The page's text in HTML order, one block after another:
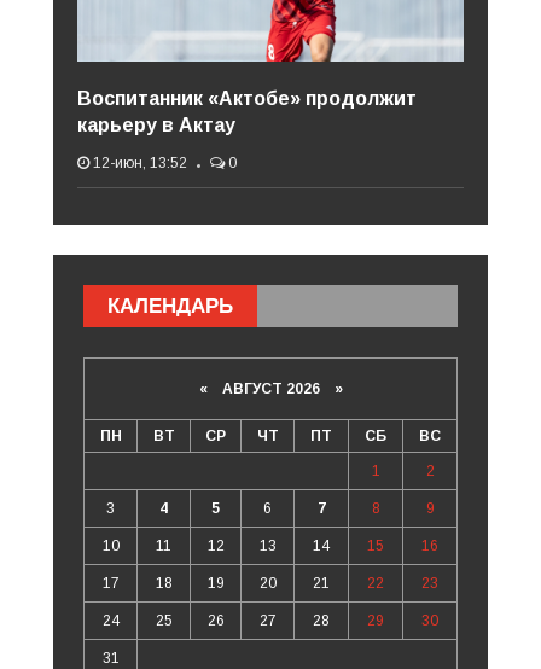
Воспитанник «Актобе» продолжит
карьеру в Актау
12-июн, 13:52 0
КАЛЕНДАРЬ
«АВГУСТ 2026 »
ПН ВТ СР ЧТ ПТ СБ ВС
1 2
3 4 5 6 7 8 9
10 11 12 13 14 15 16
17 18 19 20 21 22 23
24 25 26 27 28 29 30
31